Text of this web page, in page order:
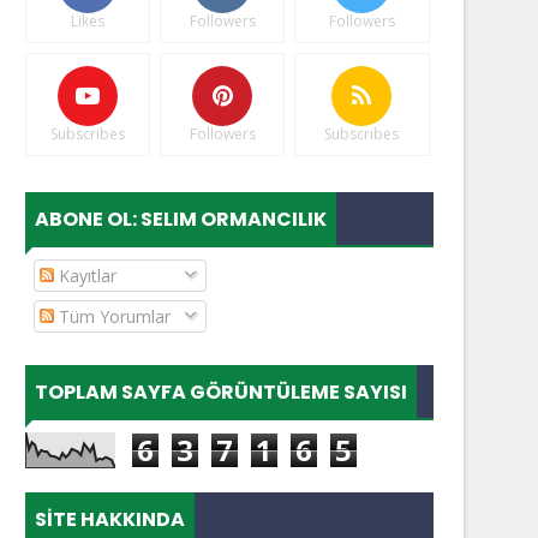
Likes Followers Followers
Subscribes Followers Subscribes
ABONE OL: SELIM ORMANCILIK
Kayıtlar
Tüm Yorumlar
TOPLAM SAYFA GÖRÜNTÜLEME SAYISI
6 3 7 1 6 5
SITE HAKKINDA